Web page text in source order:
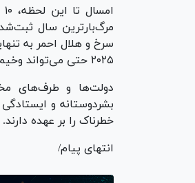
۲۰۲۵ حتی می‌تواند وخیم‌تر باشد.
دولت‌ها و طرف‌های
بشردوستانه و
خطرناک را بر عهده
انتهای پیام/